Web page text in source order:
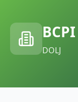
BCPI
DOLJ